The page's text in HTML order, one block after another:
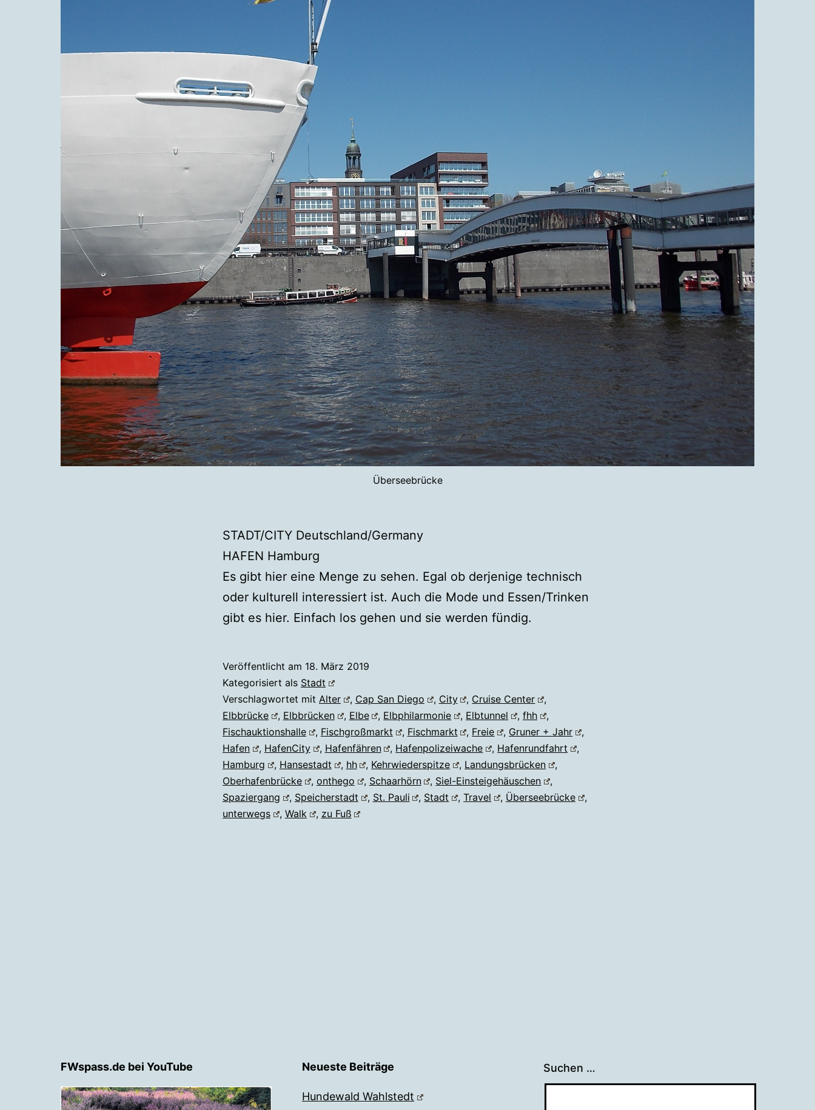
Überseebrücke
STADT/CITY Deutschland/Germany
HAFEN Hamburg
Es gibt hier eine Menge zu sehen. Egal ob derjenige technisch
oder kulturell interessiert ist. Auch die Mode und Essen/Trinken
gibt es hier. Einfach los gehen und sie werden fündig.
Veröffentlicht am 18. März 2019
Kategorisiert als Stadt
Verschlagwortet mit Alter , Cap San Diego , City , Cruise Center
,
Elbbrücke
, Elbbrücken , Elbe , Elbphilarmonie , Elbtunnel , fhh
,
Fischauktionshalle
, Fischgroßmarkt , Fischmarkt , Freie , Gruner + Jahr
,
Hafen
, HafenCity , Hafenfähren , Hafenpolizeiwache , Hafenrundfahrt
,
Hamburg
, Hansestadt , hh , Kehrwiederspitze , Landungsbrücken
,
Oberhafenbrücke
, onthego , Schaarhörn , Siel-Einsteigehäuschen
,
Spaziergang
, Speicherstadt , St. Pauli , Stadt ,Travel , Überseebrücke
,
unterwegs
, Walk , zu Fuß
FWspass.de bei YouTube Neueste Beiträge
Hundewald Wahlstedt
Suchen …